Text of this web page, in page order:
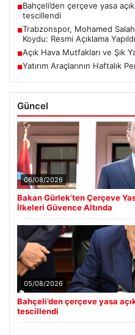
■Bahçeli’den çerçeve yasa
tescillendi
■Trabzonspor, Mohamed
Koydu: Resmi Açıklama Yapıldı
■Açık Hava Mutfakları ve Şık
■Yatırım Araçlarının Haftalık
Güncel
06/08/2026
Bakan Gürlek’ten Çerçeve
İlkeleri Güvence Altında
05/08/2026
Bahçeli’den çerçeve yasa
tescillendi